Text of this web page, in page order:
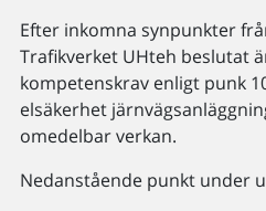
Efter inkomna synpunkter
Trafikverket UHteh beslutat
kompetenskrav enligt punk
elsäkerhet
omedelbar verkan.
Nedanstående punkt under